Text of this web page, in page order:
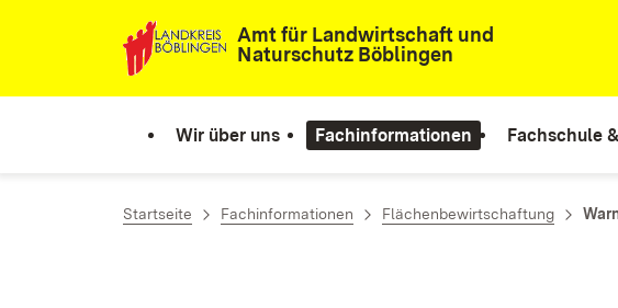
Zum Inhalt springen
Amt für Landwirtschaft und
Naturschutz Böblingen
Wir über uns Fachinformationen Fachschule
Startseite Fachinformationen Flächenbewirtschaftung